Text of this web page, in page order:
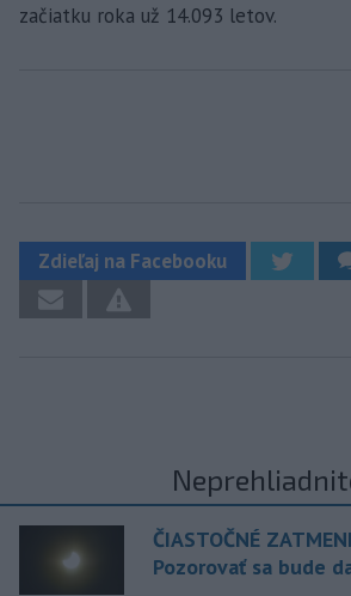
začiatku roka už 14.093 letov.
Zdieľaj na Facebooku
ČIASTOČNÉ
Pozorovať sa bude